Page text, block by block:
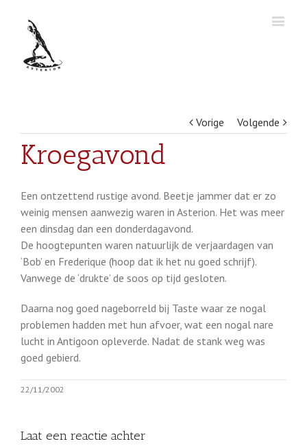
Vorige Volgende
Kroegavond
Een ontzettend rustige avond. Beetje jammer dat er zo
weinig mensen aanwezig waren in Asterion. Het was meer
een dinsdag dan een donderdagavond.
De hoogtepunten waren natuurlijk de verjaardagen van
‘Bob’ en Frederique (hoop dat ik het nu goed schrijf).
Vanwege de ‘drukte’ de soos op tijd gesloten.
Daarna nog goed nageborreld bij Taste waar ze nogal
problemen hadden met hun afvoer, wat een nogal nare
lucht in Antigoon opleverde. Nadat de stank weg was
goed gebierd.
22/11/2002
Laat een reactie achter